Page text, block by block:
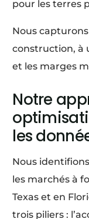
pour les terres
Nous
construction, à
et les marges
Notre
les
Nous
les marchés à
Texas et en
trois piliers :